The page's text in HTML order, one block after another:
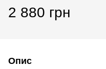
2 880 грн
Опис